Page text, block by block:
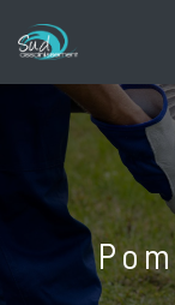
pompe de relevage